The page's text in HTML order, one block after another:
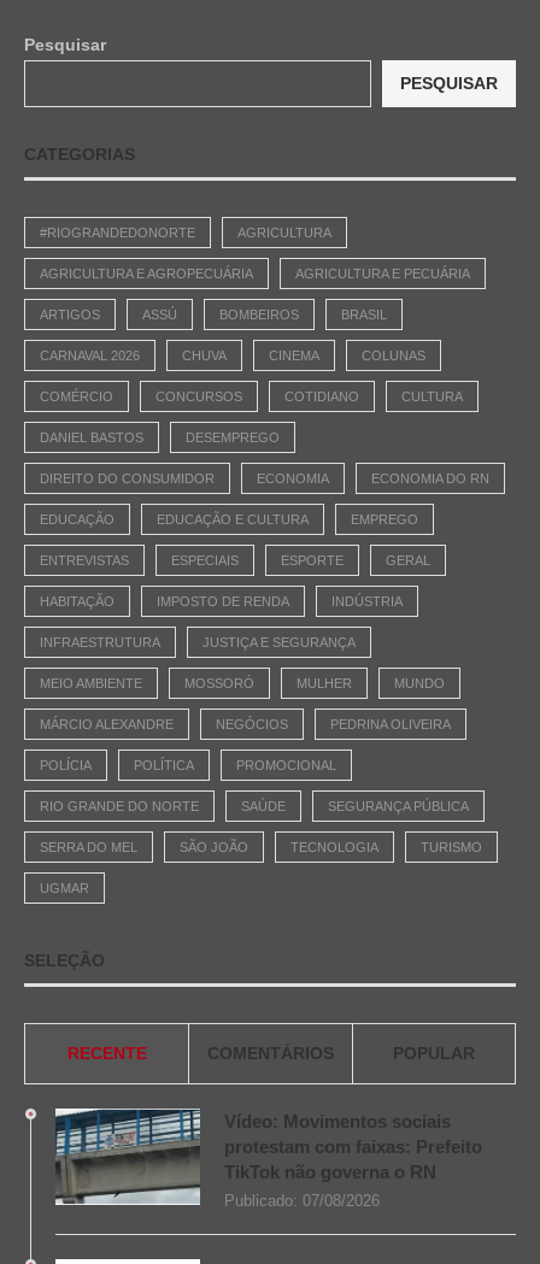
Pesquisar
PESQUISAR
CATEGORIAS
#RIOGRANDEDONORTE AGRICULTURA
AGRICULTURA E AGROPECUÁRIA AGRICULTURA E PECUÁRIA
ARTIGOS ASSÚ BOMBEIROS BRASIL
CARNAVAL 2026 CHUVA CINEMA COLUNAS
COMÉRCIO CONCURSOS COTIDIANO CULTURA
DANIEL BASTOS DESEMPREGO
DIREITO DO CONSUMIDOR ECONOMIA ECONOMIA DO RN
EDUCAÇÃO EDUCAÇÃO E CULTURA EMPREGO
ENTREVISTAS ESPECIAIS ESPORTE GERAL
HABITAÇÃO IMPOSTO DE RENDA INDÚSTRIA
INFRAESTRUTURA JUSTIÇA E SEGURANÇA
MEIO AMBIENTE MOSSORÓ MULHER MUNDO
MÁRCIO ALEXANDRE NEGÓCIOS PEDRINA OLIVEIRA
POLÍCIA POLÍTICA PROMOCIONAL
RIO GRANDE DO NORTE SAÚDE SEGURANÇA PÚBLICA
SERRA DO MEL SÃO JOÃO TECNOLOGIA TURISMO
UGMAR
SELEÇÃO
RECENTE COMENTÁRIOS POPULAR
Vídeo: Movimentos sociais
protestam com faixas: Prefeito
TikTok não governa o RN
Publicado: 07/08/2026